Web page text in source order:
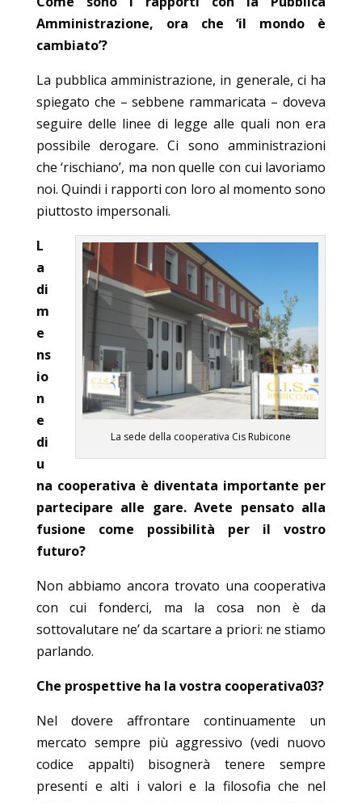
Amministrazione, ora che ‘il mondo è
cambiato’?
La pubblica amministrazione, in generale, ci ha
spiegato che – sebbene rammaricata – doveva
seguire delle linee di legge alle quali non era
possibile derogare. Ci sono amministrazioni
che ‘rischiano’, ma non quelle con cui lavoriamo
noi. Quindi i rapporti con loro al momento sono
piuttosto impersonali.
La sede della cooperativa Cis Rubicone
L
a
di
m
e
ns
io
n
e
di
u
na cooperativa è diventata importante per
partecipare alle gare. Avete pensato alla
fusione come possibilità per il vostro
futuro?
Non abbiamo ancora trovato una cooperativa
con cui fonderci, ma la cosa non è da
sottovalutare ne’ da scartare a priori: ne stiamo
parlando.
Che prospettive ha la vostra cooperativa03?
Nel dovere affrontare continuamente un
mercato sempre più aggressivo (vedi nuovo
codice appalti) bisognerà tenere sempre
presenti e alti i valori e la filosofia che nel